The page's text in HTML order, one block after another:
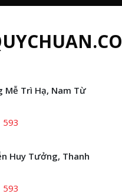
Mễ Trì Hạ, Nam Từ
593
Huy Tưởng, Thanh
593